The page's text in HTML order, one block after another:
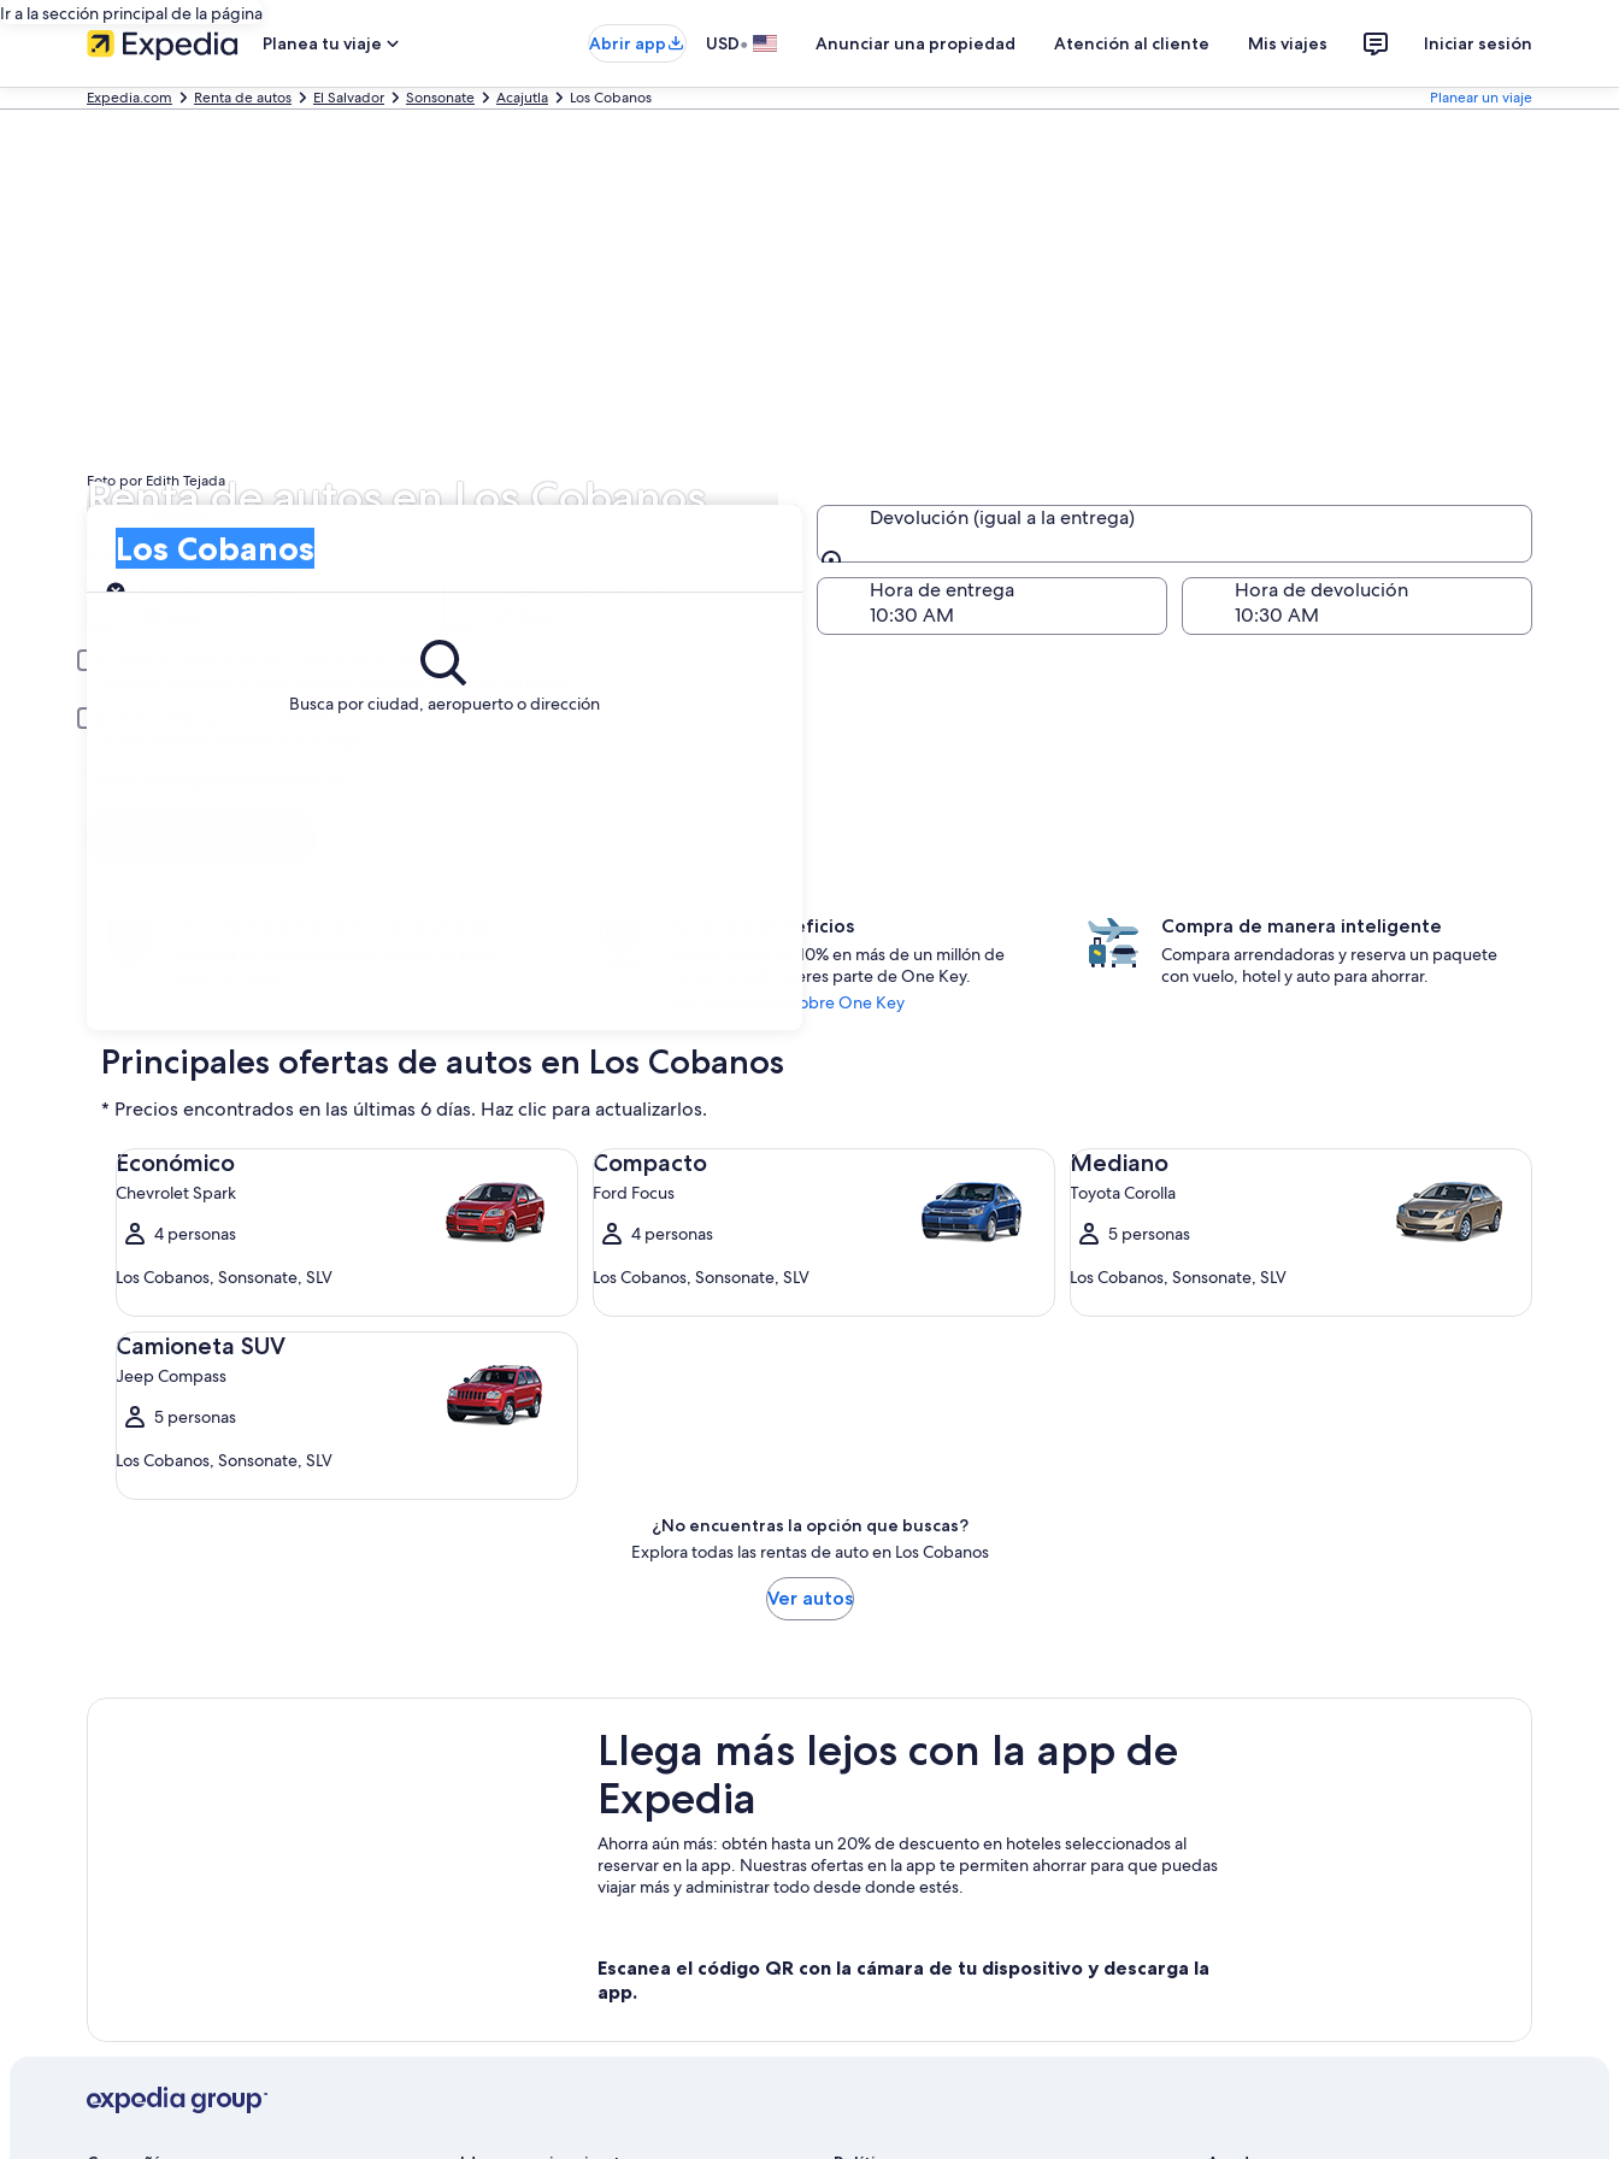
Ir a la sección principal de la página
Planea tu viaje
Abrir app USD• Anunciar una propiedad Atención al cliente Mis viajes Iniciar sesión
Expedia.com Renta de autos El Salvador Sonsonate Acajutla Los Cobanos Planear un viaje
Renta de autos en Los Cobanos
Busca y compara entre arrendadoras de autos en Los Cobanos
Foto por Edith Tejada
Entrega
Busca por ciudad, aeropuerto o dirección
Los Cobanos
Entrega
Devolución (igual a la entrega)
Devolución (igual a la entrega)
Fecha de entrega
Fecha de devolución
Hora de entrega Hora de devolución
Conductor menor de 30 o mayor de 70 años
Puede ser necesario un cargo extra por conductor joven o adulto mayor.
Accede a beneficios
Ahorra desde un 10% en más de un millón de
rentas de auto si eres parte de One Key.
Ver información sobre One Key
Compra de manera inteligente
Compara arrendadoras y reserva un paquete
con vuelo, hotel y auto para ahorrar.
Principales ofertas de autos en Los Cobanos
* Precios encontrados en las últimas 6 días. Haz clic para actualizarlos.
Económico
Chevrolet Spark
4 personas
Los Cobanos, Sonsonate, SLV
Económico Chevrolet Spark
Compacto
Ford Focus
4 personas
Los Cobanos, Sonsonate, SLV
Compacto Ford Focus
Mediano
Toyota Corolla
5 personas
Los Cobanos, Sonsonate, SLV
Mediano Toyota Corolla
Camioneta SUV
Jeep Compass
5 personas
Los Cobanos, Sonsonate, SLV
Camioneta SUV Jeep Compass
¿No encuentras la opción que buscas?
Explora todas las rentas de auto en Los Cobanos
Ver autos
Llega más lejos con la app de
Expedia
Ahorra aún más: obtén hasta un 20% de descuento en hoteles seleccionados al
reservar en la app. Nuestras ofertas en la app te permiten ahorrar para que puedas
viajar más y administrar todo desde donde estés.
Escanea el código QR con la cámara de tu dispositivo y descarga la
app.